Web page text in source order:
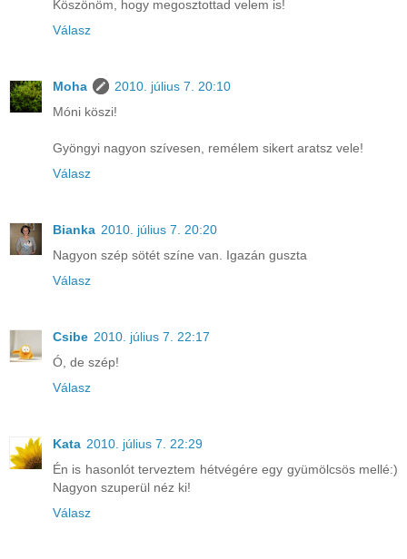
Köszönöm, hogy megosztottad velem is!
Válasz
Moha
2010. július 7. 20:10
Móni köszi!
Gyöngyi nagyon szívesen, remélem sikert aratsz vele!
Válasz
Bianka 2010. július 7. 20:20
Nagyon szép sötét színe van. Igazán guszta
Válasz
Csibe 2010. július 7. 22:17
Ó, de szép!
Válasz
Kata 2010. július 7. 22:29
Én is hasonlót terveztem hétvégére egy gyümölcsös mellé:)
Nagyon szuperül néz ki!
Válasz